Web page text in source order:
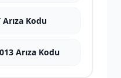
Kodu
Arıza Kodu